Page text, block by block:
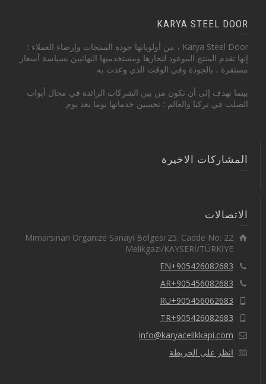
KARYA STEEL DOOR
Karya Steel Door ، من أولوياتها جودة المنتجات وإرضاء العملاء ؛
إنها تقدم المنتج الموعود لتجارها ومستخدميها النهائيين بسياسة أسعار
مستقرة ، بالجودة وفي الوقت الذي وعدت به.
بينما تهدف إلى أن تكون من بين الشركات الرائدة في مجال أبواب
الصلب في تركيا والعالم ؛ تحسين خدماتها يوما بعد يوم.
المشاركات الاخيرة
الاتصالات
Mimarsinan Organize Sanayi Bölgesi 25. Cadde No: 22
Melikgazi/KAYSERİ/TÜRKİYE
EN+905426082683
AR+905456082683
RU+905456062683
TR+905426082683
info@karyacelikkapi.com
انظر على الخريطة